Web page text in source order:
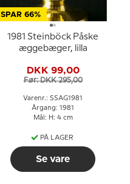
SPAR 66%
1981 Steinböck Påske
æggebæger, lilla
DKK 99,00
Før: DKK 295,00
Varenr.: SSAG1981
Årgang: 1981
Mål: H: 4 cm
PÅ LAGER
Se vare